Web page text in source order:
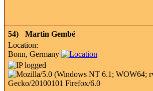
54)
Martin Gembé
Location:
Bonn, Germany